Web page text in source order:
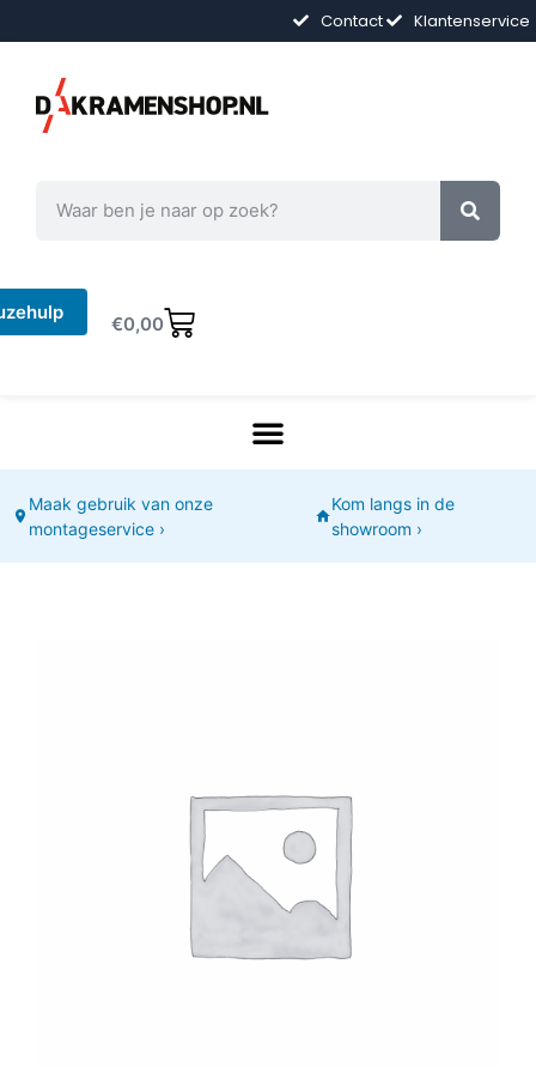
Contact Klantenservice
€0,00
Maak gebruik van onze
montageservice ›
Kom langs in de
showroom ›